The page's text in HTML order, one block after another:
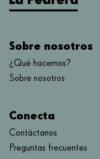
Sobre nosotros
¿Qué hacemos?
Sobre nosotros
Conecta
Contáctanos
Preguntas frecuentes